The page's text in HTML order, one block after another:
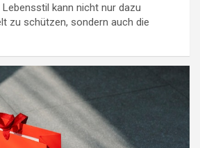
kann nicht nur dazu
zu schützen, sondern auch die